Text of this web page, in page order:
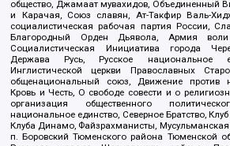
общество, Джамаат мувахидов, Объединенный
и Карачая, Союз славян, Ат-Такфир Валь-
социалистическая рабочая партия России,
Благородный Орден Дьявола, Армия
Социалистическая Инициатива города
Держава Русь, Русское национальное
Инглистической церкви Православных
общенациональный союз, Движение против
Кровь и Честь, О свободе совести и о
организация общественного
национальное единство, Северное Братство,
Клуба Динамо, Файзрахманисты,
п. Боровский Тюменского района Тюменской